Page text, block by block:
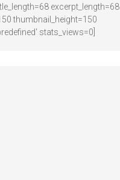
excerpt_length=68
thumbnail_height=150
stats_views=0]